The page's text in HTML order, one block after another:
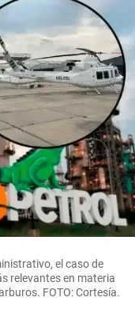
el caso de
relevantes en materia
FOTO: Cortesía.